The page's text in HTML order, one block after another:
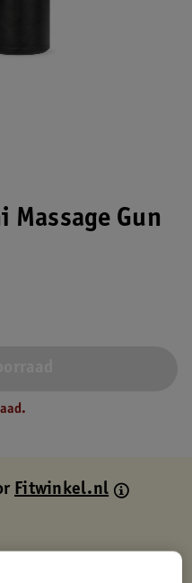
Gun
Fitwinkel.nl